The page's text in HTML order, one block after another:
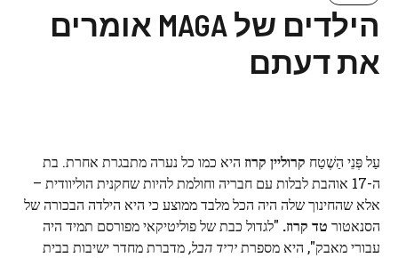
הילדים של MAGA אומרים
את דעתם
עַל פְּנֵי הַשֶׁטַח קרוליין קרוז היא כמו כל נערה מתבגרת אחרת. בת
ה-17 אוהבת לבלות עם חבריה וחולמת להיות שחקנית הוליוודית –
אלא שהחינוך שלה היה הכל מלבד ממוצע כי היא הילדה הבכורה של
הסנאטור טד קרוז. "לגדול כבת של פוליטיקאי מפורסם תמיד היה
עבורי מאבק", היא מספרתיריד הבל, מדברת מחדר ישיבות בבית